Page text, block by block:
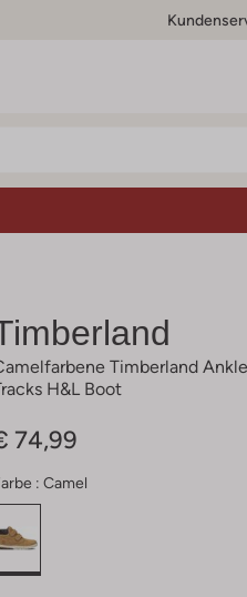
Timberland
H&l Boot
74,99
: Camel